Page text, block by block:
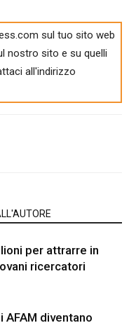
sul tuo sito web
nostro sito e su quelli
all'indirizzo
per attrarre in
ricercatori
AFAM diventano